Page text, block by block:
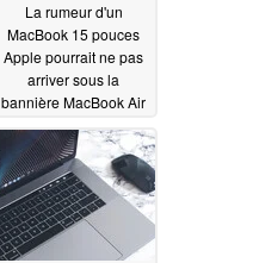
La rumeur d'un
MacBook 15 pouces
Apple pourrait ne pas
arriver sous la
bannière MacBook Air
03/25/2022